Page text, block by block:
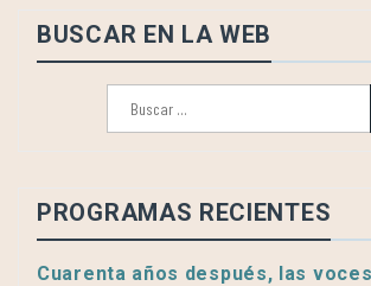
BUSCAR EN LA WEB
Buscar:
PROGRAMAS RECIENTES
Cuarenta años después, las